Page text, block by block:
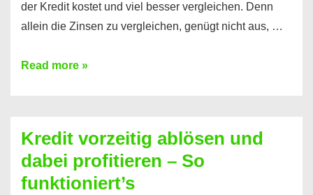
der Kredit kostet und viel besser vergleichen. Denn
allein die Zinsen zu vergleichen, genügt nicht aus, …
Ganz
Kredit
berechnen
–
Read more »
Kredit vorzeitig ablösen und
dabei profitieren – So
funktioniert’s